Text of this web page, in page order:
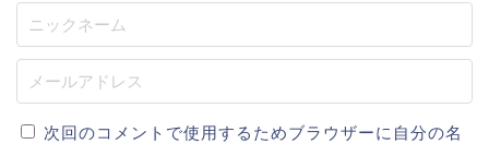
次回のコメントで使用するためブラウザーに自分の名